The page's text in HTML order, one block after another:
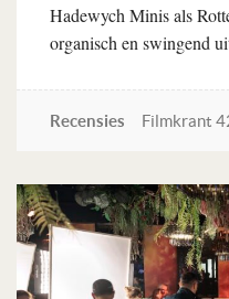
Hadewych Minis als
organisch en swingend
Recensies Filmkrant
Lees verder